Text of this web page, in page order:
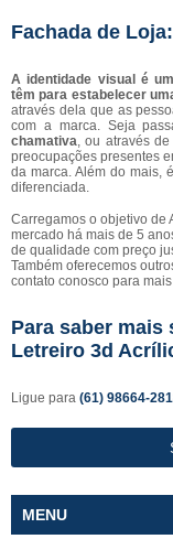
Fachada de
A identidade visual é
têm para estabelecer
através dela que as
com a marca. Seja
chamativa, ou através
preocupações presentes
da marca. Além do mais,
diferenciada.
Carregamos o objetivo de
mercado há mais de 5
de qualidade com preço
Também oferecemos
contato conosco para
Para saber mais
Letreiro 3d
Ligue para (61) 98664-
MENU